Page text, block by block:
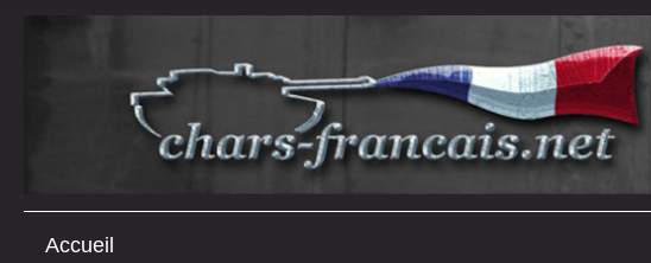
Accueil